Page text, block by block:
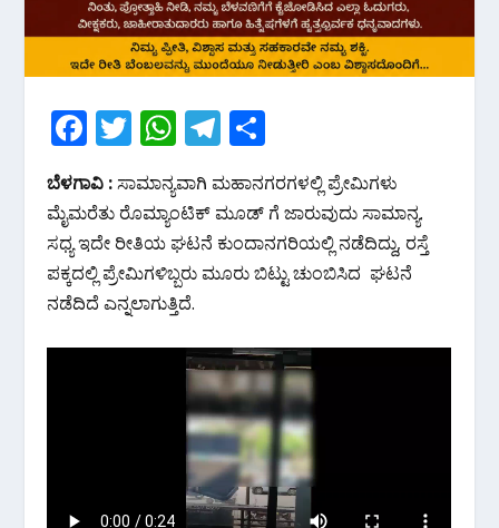
F
ac
e
b
o
o
k
T
w
itt
er
W
at
s
A
p
p
T
el
e
gr
a
h
ar
e
ಬೆಳಗಾವಿ :ಸಾಮಾನ್ಯವಾಗಿ ಮಹಾನಗರಗಳಲ್ಲಿ ಪ್ರೇಮಿಗಳು
ಮೈಮರೆತು ರೊಮ್ಯಾಂಟಿಕ್ ಮೂಡ್ ಗೆ ಜಾರುವುದು ಸಾಮಾನ್ಯ.
ಸಧ್ಯ ಇದೇ ರೀತಿಯ ಘಟನೆ ಕುಂದಾನಗರಿಯಲ್ಲಿ ನಡೆದಿದ್ದು, ರಸ್ತೆ
ಪಕ್ಕದಲ್ಲಿ ಪ್ರೇಮಿಗಳಿಬ್ಬರು ಮೂರು ಬಿಟ್ಟು ಚುಂಬಿಸಿದ ಘಟನೆ
ನಡೆದಿದೆ ಎನ್ನಲಾಗುತ್ತಿದೆ.